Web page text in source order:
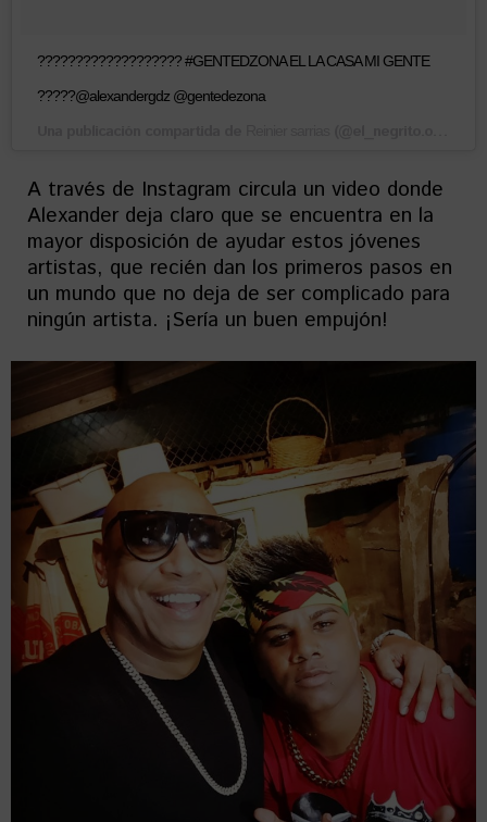
??????????????????? #GENTEDZONA EL LA CASA MI GENTE
?????@alexandergdz @gentedezona
A través de Instagram circula un video donde
Alexander deja claro que se encuentra en la
mayor disposición de ayudar estos jóvenes
artistas, que recién dan los primeros pasos en
un mundo que no deja de ser complicado para
ningún artista. ¡Sería un buen empujón!